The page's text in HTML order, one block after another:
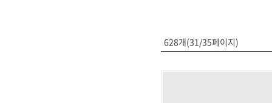
628개(31/35페이지)